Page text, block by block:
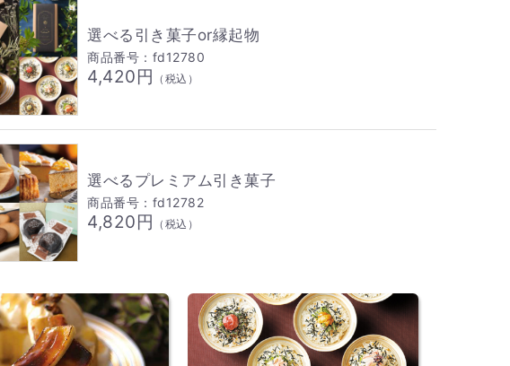
選べる引き菓子or縁起物
商品番号：fd12780
4,420円 （税込）
選べるプレミアム引き菓子
商品番号：fd12782
4,820円 （税込）